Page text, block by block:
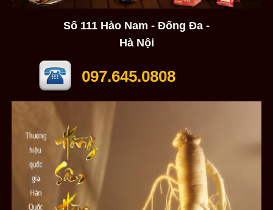
Số 111 Hào Nam - Đống Đa -
Hà Nội
097.645.0808